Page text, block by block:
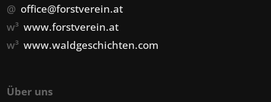
@ office@forstverein.at
w³www.forstverein.at
w³www.waldgeschichten.com
Über uns